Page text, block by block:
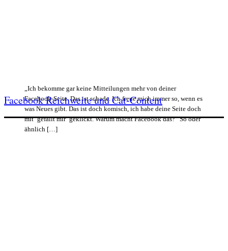
„Ich bekomme gar keine Mitteilungen mehr von deiner
Facebook-Seite. Das ist schade. Ich freue mich immer so, wenn es
was Neues gibt. Das ist doch komisch, ich habe deine Seite doch
mit ´gefällt mir´ geklickt. Warum macht Facebook das?“ So oder
ähnlich […]
Facebook Reichweite und Cat-Content